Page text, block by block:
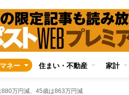
マネー 住まい・不動産 家計
万円減、45歳は863万円減